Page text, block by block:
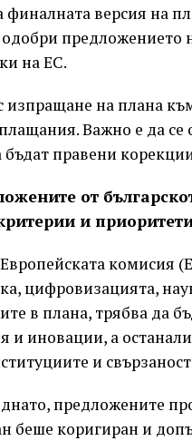
финалната версия на
одобри
на ЕС.
изпращане на плана
Важно е да
бъдат правени
от
и
комисия
цифровизацията,
в плана, трябва да
и иновации, а
и
предложените
беше коригиран и